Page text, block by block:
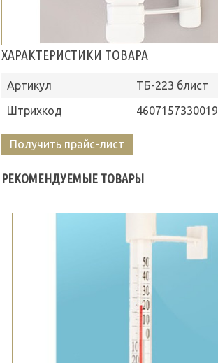
ХАРАКТЕРИСТИКИ ТОВАРА
Артикул
ТБ-223 блист
Штрихкод
4607157330019
Получить прайс-лист
РЕКОМЕНДУЕМЫЕ ТОВАРЫ